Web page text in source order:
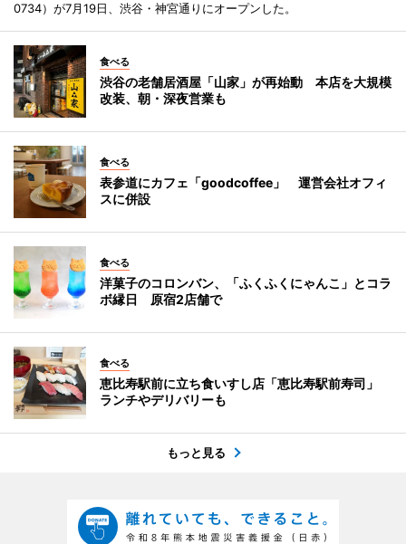
0734）が7月19日、渋谷・神宮通りにオープンした。
食べる
渋谷の老舗居酒屋「山家」が再始動 本店を大規模
改装、朝・深夜営業も
食べる
表参道にカフェ「goodcoffee」 運営会社オフィ
スに併設
食べる
洋菓子のコロンバン、「ふくふくにゃんこ」とコラ
ボ縁日 原宿2店舗で
食べる
恵比寿駅前に立ち食いすし店「恵比寿駅前寿司」
ランチやデリバリーも
もっと見る